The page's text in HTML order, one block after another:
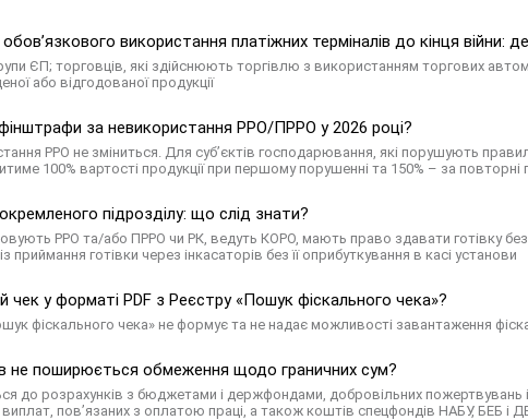
використання платіжних терміналів до кінця війни:
ЄП; торговців, які здійснюють торгівлю з використанням торгових
або відгодованої продукції
за невикористання РРО/ПРРО у 2026 році?
РРО не зміниться. Для суб’єктів господарювання, які порушують
100% вартості продукції при першому порушенні та 150% – за
підрозділу: що слід знати?
РРО та/або ПРРО чи РК, ведуть КОРО, мають право здавати готівку
приймання готівки через інкасаторів без її оприбуткування в касі установи
у форматі PDF з Реєстру «Пошук фіскального чека»?
фіскального чека» не формує та не надає можливості завантаження
не поширюється обмеження щодо граничних сум?
до розрахунків з бюджетами і держфондами, добровільних пожертвувань і
пов’язаних з оплатою праці, а також коштів спецфондів НАБУ, БЕБ і